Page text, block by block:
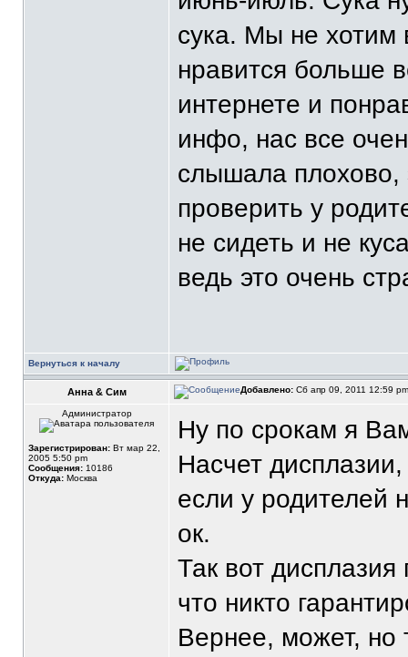
сука. Мы не хотим
нравится больше
интернете и
инфо, нас все
слышала плохово,
проверить у
не сидеть и не
ведь это очень
Вернуться к началу
Анна & Сим Добавлено: Сб апр 09, 2011 12:59
Администратор
Зарегистрирован: Вт мар 22,
2005 5:50 pm
Сообщения: 10186
Откуда: Москва
Ну по срокам я
Насчет
если у родителей
ок.
Так вот дисплазия
что никто
Вернее, может, но